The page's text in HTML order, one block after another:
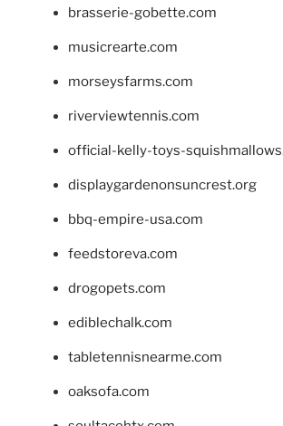
brasserie-gobette.com
musicrearte.com
morseysfarms.com
riverviewtennis.com
official-kelly-toys-
displaygardenonsuncrest.org
bbq-empire-usa.com
feedstoreva.com
drogopets.com
ediblechalk.com
tabletennisnearme.com
oaksofa.com